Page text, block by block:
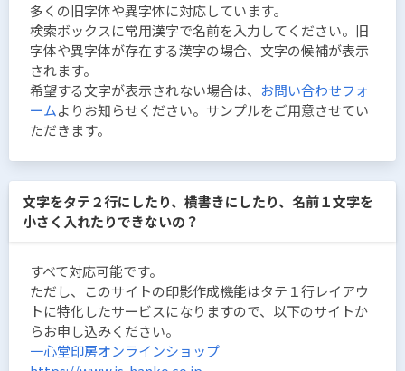
多くの旧字体や異字体に対応しています。
検索ボックスに常用漢字で名前を入力してください。旧
字体や異字体が存在する漢字の場合、文字の候補が表示
されます。
希望する文字が表示されない場合は、 お問い合わせフォ
ームよりお知らせください。サンプルをご用意させてい
ただきます。
文字をタテ２行にしたり、横書きにしたり、名前１文字を
小さく入れたりできないの？
すべて対応可能です。
ただし、このサイトの印影作成機能はタテ１行レイアウ
トに特化したサービスになりますので、以下のサイトか
らお申し込みください。
一心堂印房オンラインショップ